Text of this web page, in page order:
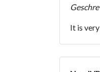
It is